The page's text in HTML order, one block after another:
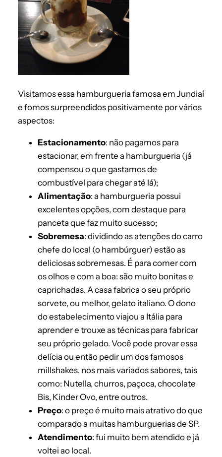
Visitamos essa hamburgueria famosa em Jundiaí
e fomos surpreendidos positivamente por vários
aspectos:
Estacionamento: não pagamos para
estacionar, em frente a hamburgueria (já
compensou o que gastamos de
combustível para chegar até lá);
Alimentação: a hamburgueria possui
excelentes opções, com destaque para
panceta que faz muito sucesso;
Sobremesa: dividindo as atenções do carro
chefe do local (o hambúrguer) estão as
deliciosas sobremesas. É para comer com
os olhos e com a boa: são muito bonitas e
caprichadas. A casa fabrica o seu próprio
sorvete, ou melhor, gelato italiano. O dono
do estabelecimento viajou a Itália para
aprender e trouxe as técnicas para fabricar
seu próprio gelado. Você pode provar essa
delícia ou então pedir um dos famosos
millshakes, nos mais variados sabores, tais
como: Nutella, churros, paçoca, chocolate
Bis, Kinder Ovo, entre outros.
Preço: o preço é muito mais atrativo do que
comparado a muitas hamburguerias de SP.
Atendimento: fui muito bem atendido e já
voltei ao local.